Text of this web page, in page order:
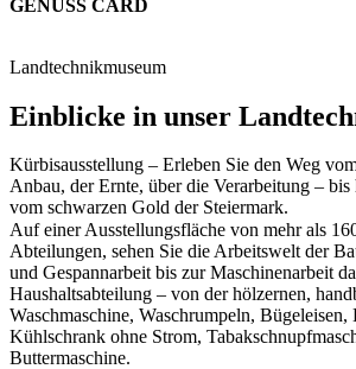
GENUSS CARD
Landtechnikmuseum
Einblicke in unser
Kürbisausstellung – Erleben Sie den Weg
Anbau, der Ernte, über die Verarbeitung –
vom schwarzen Gold der Steiermark.
Auf einer Ausstellungsfläche von mehr als
Abteilungen, sehen Sie die Arbeitswelt der
und Gespannarbeit bis zur Maschinenarbeit
Haushaltsabteilung – von der hölzernen,
Waschmaschine, Waschrumpeln, Bügeleisen,
Kühlschrank ohne Strom,
Buttermaschine.